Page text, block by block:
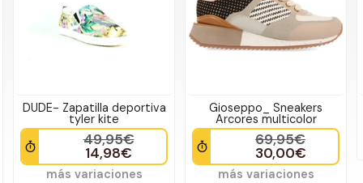
DUDE- Zapatilla deportiva
tyler kite
49,95€
14,98€
más variaciones
Gioseppo_ Sneakers
Arcores multicolor
69,95€
30,00€
más variaciones